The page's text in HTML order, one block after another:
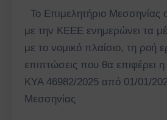
Το Επιμελητήριο Μεσσηνίας
με την ΚΕΕΕ ενημερώνει τα
με το νομικό πλαίσιο, τη ροή
επιπτώσεις που θα επιφέρει
ΚΥΑ 46982/2025 από 01/01/
Μεσσηνίας